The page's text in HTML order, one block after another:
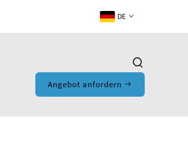
DE
Angebot anfordern